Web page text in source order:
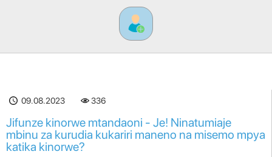
09.08.2023 336
Jifunze kinorwe mtandaoni - Je! Ninatumiaje
mbinu za kurudia kukariri maneno na misemo mpya
katika kinorwe?